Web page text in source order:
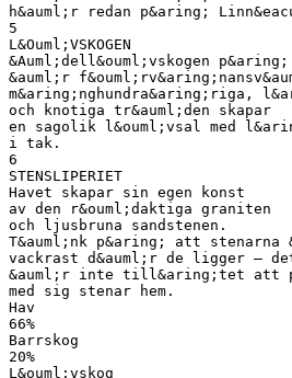
h&auml;r redan p&aring;
5
L&Ouml;VSKOGEN
&Auml;dell&ouml;vskogen
&auml;r
m&aring;nghundra&aring;riga,
och knotiga tr&auml;den skapar
en sagolik l&ouml;vsal med
i tak.
6
STENSLIPERIET
Havet skapar sin egen konst
av den r&ouml;daktiga graniten
och ljusbruna sandstenen.
T&auml;nk p&aring; att stenarna
vackrast d&auml;r de ligger –
&auml;r inte till&aring;tet att
med sig stenar hem.
Hav
66%
Barrskog
20%
L&ouml;vskog